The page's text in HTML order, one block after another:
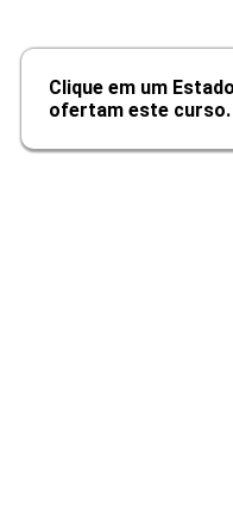
Internet e a
Econômico
Clique em um
ofertam este curso.